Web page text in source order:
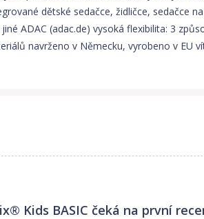
dětské sedačce, židličce, sedačce
ADAC (adac.de) vysoká flexibilita: 3
navrženo v Německu, vyrobeno v EU
Kids BASIC čeká na první